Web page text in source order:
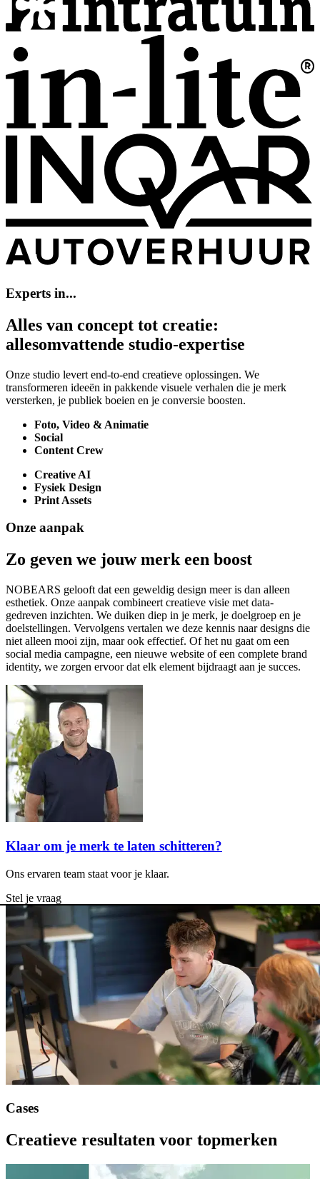
Experts in...
Alles van concept tot creatie:
allesomvattende studio-expertise
Onze studio levert end-to-end creatieve oplossingen. We
transformeren ideeën in pakkende visuele verhalen die je merk
versterken, je publiek boeien en je conversie boosten.
Foto, Video & Animatie
Social
Content Crew
Creative AI
Fysiek Design
Print Assets
Onze aanpak
Zo geven we jouw merk een boost
NOBEARS gelooft dat een geweldig design meer is dan alleen
esthetiek. Onze aanpak combineert creatieve visie met data-
gedreven inzichten. We duiken diep in je merk, je doelgroep en je
doelstellingen. Vervolgens vertalen we deze kennis naar designs die
niet alleen mooi zijn, maar ook effectief. Of het nu gaat om een
social media campagne, een nieuwe website of een complete brand
identity, we zorgen ervoor dat elk element bijdraagt aan je succes.
Klaar om je merk te laten schitteren?
Ons ervaren team staat voor je klaar.
Stel je vraag
Cases
Creatieve resultaten voor topmerken